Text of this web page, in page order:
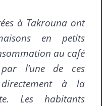
à Takrouna ont
en petits
au café
l’une de ces
à la
Les habitants